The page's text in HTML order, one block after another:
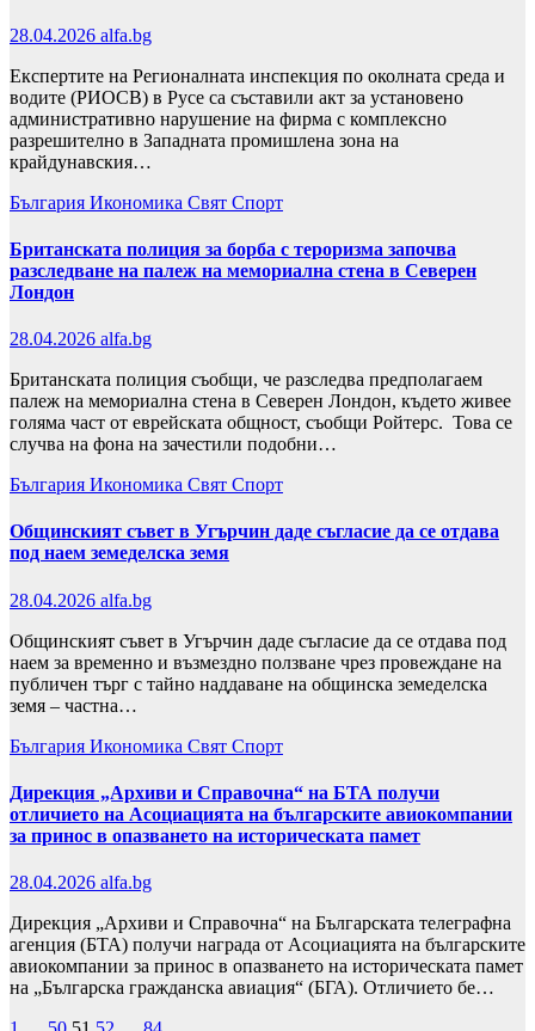
28.04.2026 alfa.bg
Експертите на Регионалната инспекция по околната среда и
водите (РИОСВ) в Русе са съставили акт за установено
административно нарушение на фирма с комплексно
разрешително в Западната промишлена зона на
крайдунавския…
България Икономика Свят Спорт
Британската полиция за борба с тероризма започва
разследване на палеж на мемориална стена в Северен
Лондон
28.04.2026 alfa.bg
Британската полиция съобщи, че разследва предполагаем
палеж на мемориална стена в Северен Лондон, където живее
голяма част от еврейската общност, съобщи Ройтерс. Това се
случва на фона на зачестили подобни…
България Икономика Свят Спорт
Общинският съвет в Угърчин даде съгласие да се отдава
под наем земеделска земя
28.04.2026 alfa.bg
Общинският съвет в Угърчин даде съгласие да се отдава под
наем за временно и възмездно ползване чрез провеждане на
публичен търг с тайно наддаване на общинска земеделска
земя – частна…
България Икономика Свят Спорт
Дирекция „Архиви и Справочна“ на БТА получи
отличието на Асоциацията на българските авиокомпании
за принос в опазването на историческата памет
28.04.2026 alfa.bg
Дирекция „Архиви и Справочна“ на Българската телеграфна
агенция (БТА) получи награда от Асоциацията на българските
авиокомпании за принос в опазването на историческата памет
на „Българска гражданска авиация“ (БГА). Отличието бе…